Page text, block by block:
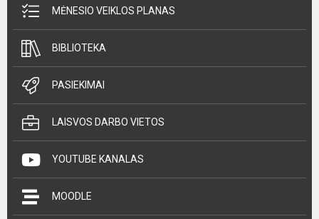
MĖNESIO VEIKLOS PLANAS
BIBLIOTEKA
PASIEKIMAI
LAISVOS DARBO VIETOS
YOUTUBE KANALAS
MOODLE